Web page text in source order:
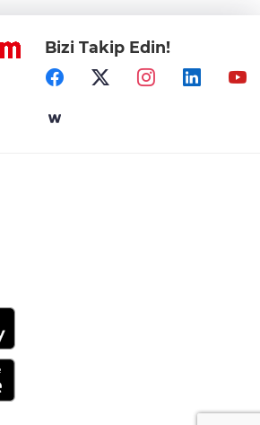
Bizi Takip Edin!